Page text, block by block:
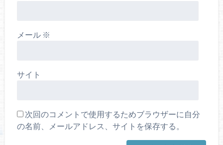
メール ※
サイト
次回のコメントで使用するためブラウザーに自分
の名前、メールアドレス、サイトを保存する。